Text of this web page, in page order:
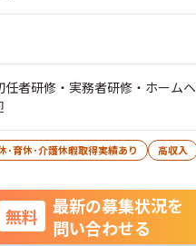
者研修・実務者研修・ホームヘ
･育休･介護休暇取得実績あり
高収入
無料
最新の募集状況を
問い合わせる